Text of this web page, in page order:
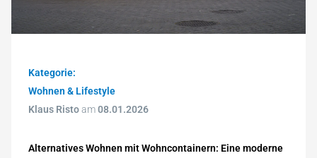
Kategorie:
Wohnen & Lifestyle
Klaus Ristoam08.01.2026
Alternatives Wohnen mit Wohncontainern: Eine moderne